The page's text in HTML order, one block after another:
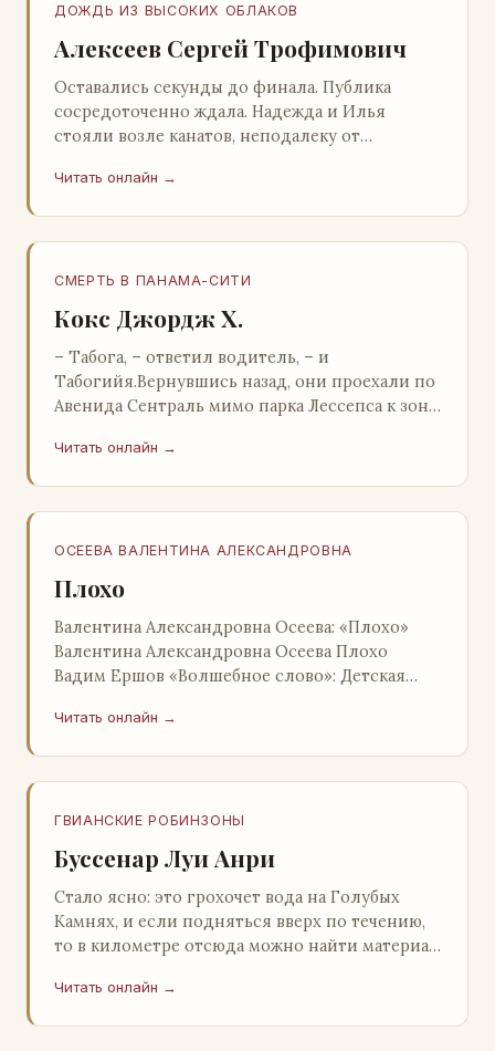
ДОЖДЬ ИЗ ВЫСОКИХ ОБЛАКОВ
Алексеев Сергей Трофимович
Оставались секунды до финала. Публика
сосредоточенно ждала. Надежда и Илья
стояли возле канатов, неподалеку от
прочей публики, …
Читать онлайн →
СМЕРТЬ В ПАНАМА-СИТИ
Кокс Джордж Х.
– Табога, – ответил водитель, – и
Табогийя.Вернувшись назад, они проехали по
Авенида Сентраль мимо парка Лессепса к зоне
отель…
Читать онлайн →
ОСЕЕВА ВАЛЕНТИНА АЛЕКСАНДРОВНА
Плохо
Валентина Александровна Осеева: «Плохо»
Валентина Александровна Осеева Плохо
Вадим Ершов «Волшебное слово»: Детская
Александровна ОСЕЕВ…
Читать онлайн →
ГВИАНСКИЕ РОБИНЗОНЫ
Буссенар Луи Анри
Стало ясно: это грохочет вода на Голубых
Камнях, и если подняться вверх по течению,
то в километре отсюда можно найти материал
крас…
Читать онлайн →